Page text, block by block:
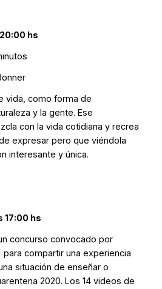
hs
vida, como forma de
y la gente. Ese
con la vida cotidiana y recrea
expresar pero que viéndola
interesante y única.
17:00 hs
concurso convocado por
para compartir una experiencia
situación de enseñar o
2020. Los 14 videos de